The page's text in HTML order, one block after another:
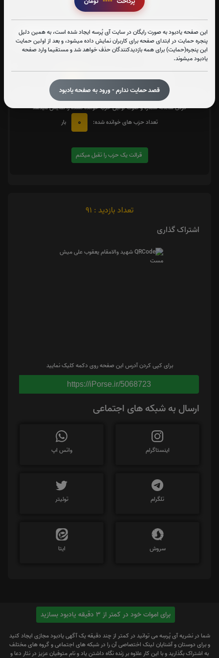
این صفحه یادبود به صورت رایگان در سایت آی پُرسه ایجاد شده است، به همین دلیل
پنجره حمایت در ابتدای صفحه برای کاربران نمایش داده میشود، و بعد از اولین حمایت
این پنجره(حمایت) برای همه بازدیدکنندگان حذف خواهد شد و مستقیما وارد صفحه
یادبود میشوند.
قصد حمایت ندارم - ورود به صفحه یادبود
زیارت شهدا
متن زیارت شهدا
تعداد دفعات ختم کل قرآن: 0 بار
در صورت تمایل با کلیک بر روی دکمه زیر قرائت یک حزبرا تقبل کنید. بعد از کلیک
کردن سامانه شماره و صوت اولین حزب خوانده نشده را نمایش میدهد
تعداد حزب های خوانده شده:
0 بار
قرائت یک حزب را تقبل میکنم
تعداد بازدید : 91
اشتراک گذاری
برای کپی کردن آدرس این صفحه روی دکمه کلیک نمایید
https://iPorse.ir/5068723
ارسال به شبکه های اجتماعی
اینستاگرام واتس اپ
تلگرام توئیتر
سروش ایتا
برای اموات خود در کمتر از 3 دقیقه یادبود بسازید
شما در نشریه آی پُرسِه می توانید در کمتر از چند دقیقه یک آگهی یادبود مجازی ایجاد کنید
و برای دوستان و آشنایان لینک اختصاصی آن را در شبکه های اجتماعی و گروه های مختلف
به اشتراک بگذارید و با این کار علاوه بر زنده نگاه داشتن یاد و نام متوفیان عزیز در نثار دعا و